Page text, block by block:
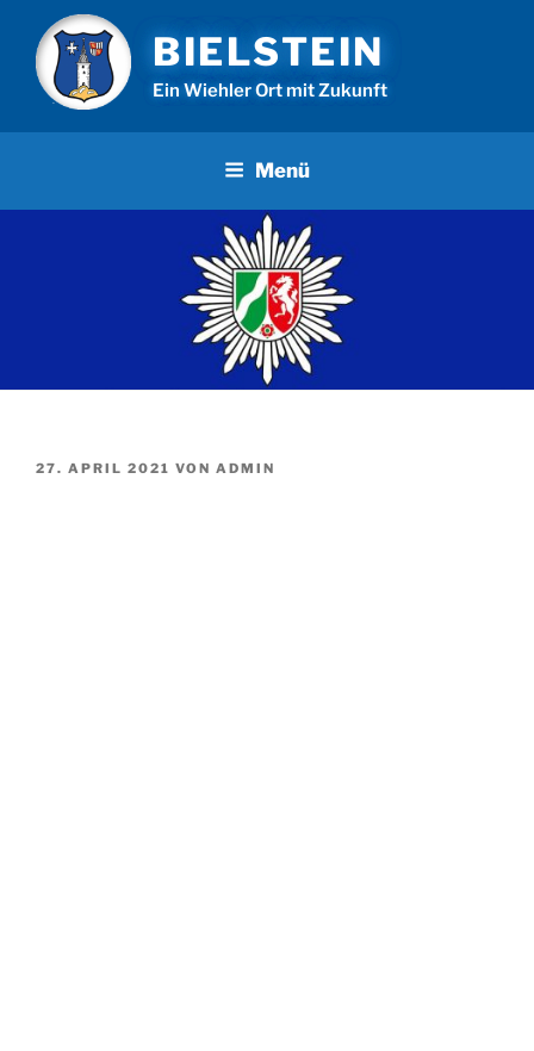
Inhalt
springen
BIELSTEIN
Ein Wiehler Ort mit Zukunft
Menü
VERÖFFENTLICHT
27. APRIL 2021 VON ADMIN